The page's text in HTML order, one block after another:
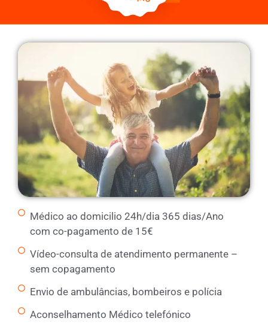
Médico ao domicilio 24h/dia 365 dias/Ano
com co-pagamento de 15€
Vídeo-consulta de atendimento permanente –
sem copagamento
Envio de ambulâncias, bombeiros e polícia
Aconselhamento Médico telefónico